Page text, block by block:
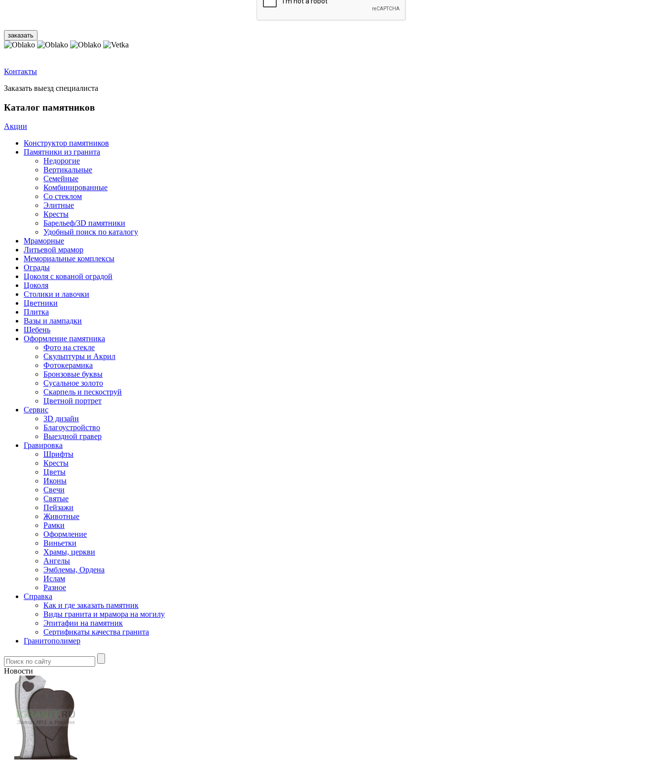
Контакты
Заказать выезд специалиста
Каталог памятников
Акции
Конструктор памятников
Памятники из гранита
Недорогие
Вертикальные
Семейные
Комбинированные
Со стеклом
Элитные
Кресты
Барельеф/3D памятники
Удобный поиск по каталогу
Мраморные
Литьевой мрамор
Мемориальные комплексы
Ограды
Цоколя с кованой оградой
Цоколя
Столики и лавочки
Цветники
Плитка
Вазы и лампадки
Щебень
Оформление памятника
Фото на стекле
Скульптуры и Акрил
Фотокерамика
Бронзовые буквы
Сусальное золото
Скарпель и пескоструй
Цветной портрет
Сервис
3D дизайн
Благоустройство
Выездной гравер
Гравировка
Шрифты
Кресты
Цветы
Иконы
Свечи
Святые
Пейзажи
Животные
Рамки
Оформление
Виньетки
Храмы, церкви
Ангелы
Эмблемы, Ордена
Ислам
Разное
Справка
Как и где заказать памятник
Виды гранита и мрамора на могилу
Эпитафии на памятник
Сертификаты качества гранита
Гранитополимер
Новости